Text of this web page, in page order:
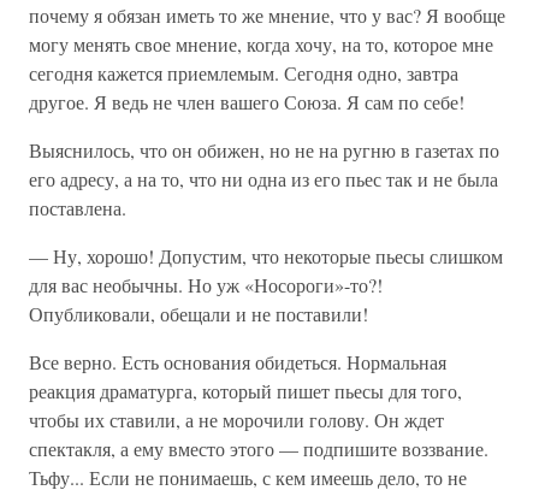
почему я обязан иметь то же мнение, что у вас? Я вообще
могу менять свое мнение, когда хочу, на то, которое мне
сегодня кажется приемлемым. Сегодня одно, завтра
другое. Я ведь не член вашего Союза. Я сам по себе!
Выяснилось, что он обижен, но не на ругню в газетах по
его адресу, а на то, что ни одна из его пьес так и не была
поставлена.
— Ну, хорошо! Допустим, что некоторые пьесы слишком
для вас необычны. Но уж «Носороги»-то?!
Опубликовали, обещали и не поставили!
Все верно. Есть основания обидеться. Нормальная
реакция драматурга, который пишет пьесы для того,
чтобы их ставили, а не морочили голову. Он ждет
спектакля, а ему вместо этого — подпишите воззвание.
Тьфу... Если не понимаешь, с кем имеешь дело, то не